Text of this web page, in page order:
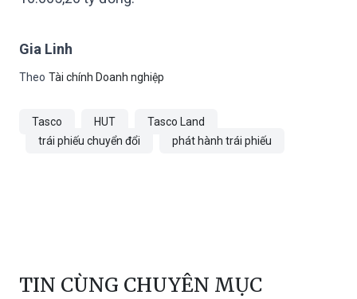
Gia Linh
Theo Tài chính Doanh nghiệp
Tasco HUT
Tasco Land
trái phiếu chuyển đổi
phát hành trái phiếu
TIN CÙNG CHUYÊN MỤC